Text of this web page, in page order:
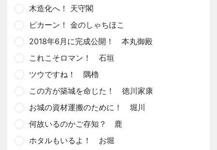
木造化へ！ 天守閣
ピカーン！ 金のしゃちほこ
2018年6月に完成公開！ 本丸御殿
これこそロマン！ 石垣
ツウですね！ 隅櫓
この方が築城を命じた！ 徳川家康
お城の資材運搬のために！ 堀川
何故いるのかご存知？ 鹿
ホタルもいるよ！ お堀